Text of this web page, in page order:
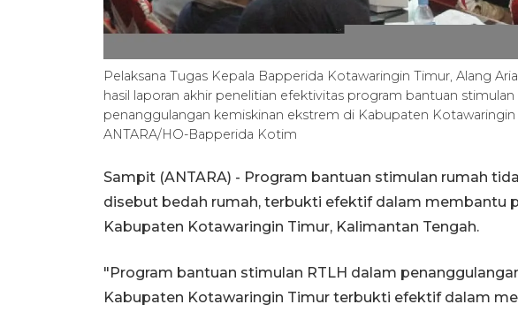
Pelaksana Tugas Kepala Bapperida Kotawaringin Timur, Alang
hasil laporan akhir penelitian efektivitas program bantuan
penanggulangan kemiskinan ekstrem di Kabupaten Kotawaringin
ANTARA/HO-Bapperida Kotim
Sampit (ANTARA) - Program bantuan stimulan rumah
disebut bedah rumah, terbukti efektif dalam membantu
Kabupaten Kotawaringin Timur, Kalimantan Tengah.
"Program bantuan stimulan RTLH dalam
Kabupaten Kotawaringin Timur terbukti efektif dalam